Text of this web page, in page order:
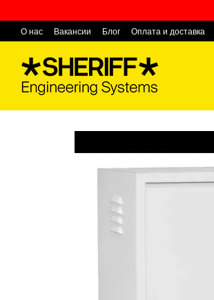
О нас Вакансии Блог Оплата и доставка